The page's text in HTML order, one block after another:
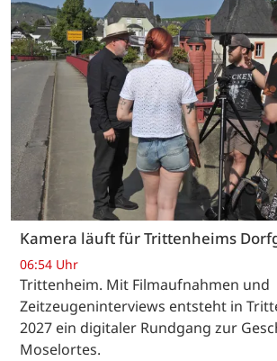
Kamera läuft für Trittenheims
06:54 Uhr
Trittenheim. Mit Filmaufnahmen und
Zeitzeugeninterviews entsteht in
2027 ein digitaler Rundgang zur
Moselortes.